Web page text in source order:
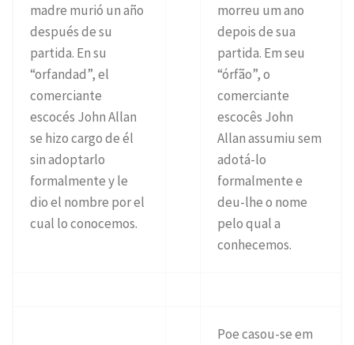
madre murió un año
después de su
partida. En su
“orfandad”, el
comerciante
escocés John Allan
se hizo cargo de él
sin adoptarlo
formalmente y le
dio el nombre por el
cual lo conocemos.
morreu um ano
depois de sua
partida. Em seu
“órfão”, o
comerciante
escocês John
Allan assumiu sem
adotá-lo
formalmente e
deu-lhe o nome
pelo qual a
conhecemos.
Poe casou-se em